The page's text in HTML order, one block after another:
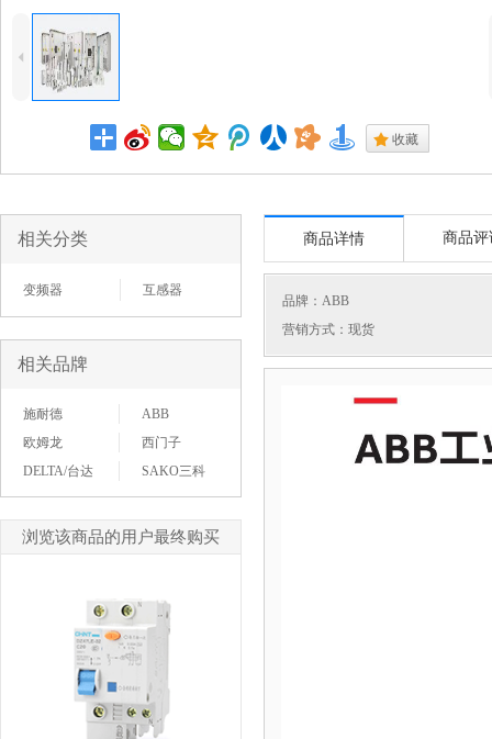
4
. 收藏
相关分类
变频器 互感器
相关品牌
施耐德
ABB
欧姆龙
西门子
DELTA/台达
SAKO三科
浏览该商品的用户最终购买
商品详情 商品评
品牌： ABB
营销方式：现货